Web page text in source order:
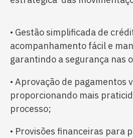
• Gestão simplificada de
acompanhamento fácil e
garantindo a segurança nas
• Aprovação de pagamentos
proporcionando mais
processo;
• Provisões financeiras para